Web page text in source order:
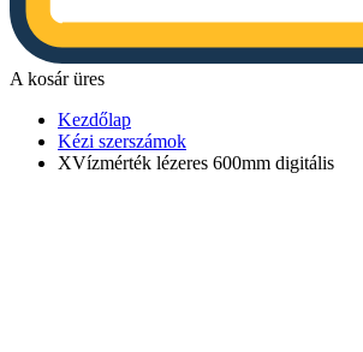
A kosár üres
Kezdőlap
Kézi szerszámok
XVízmérték lézeres 600mm digitális